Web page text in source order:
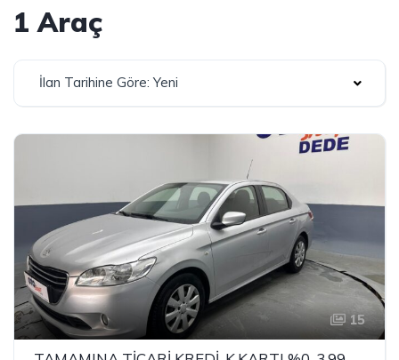
1 Araç
İlan Tarihine Göre: Yeni
15